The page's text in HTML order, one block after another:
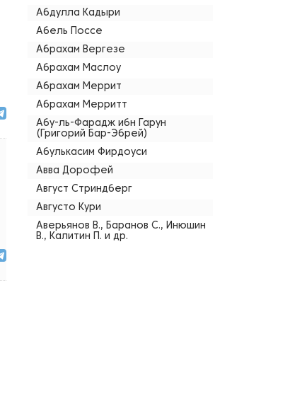
Абдулла Кадыри
Абель Поссе
Абрахам Вергезе
Абрахам Маслоу
Абрахам Меррит
Абрахам Мерритт
Абу-ль-Фарадж ибн Гарун
(Григорий Бар-Эбрей)
Абулькасим Фирдоуси
Авва Дорофей
Август Стриндберг
Августо Кури
Аверьянов В., Баранов С., Инюшин
В., Калитин П. и др.